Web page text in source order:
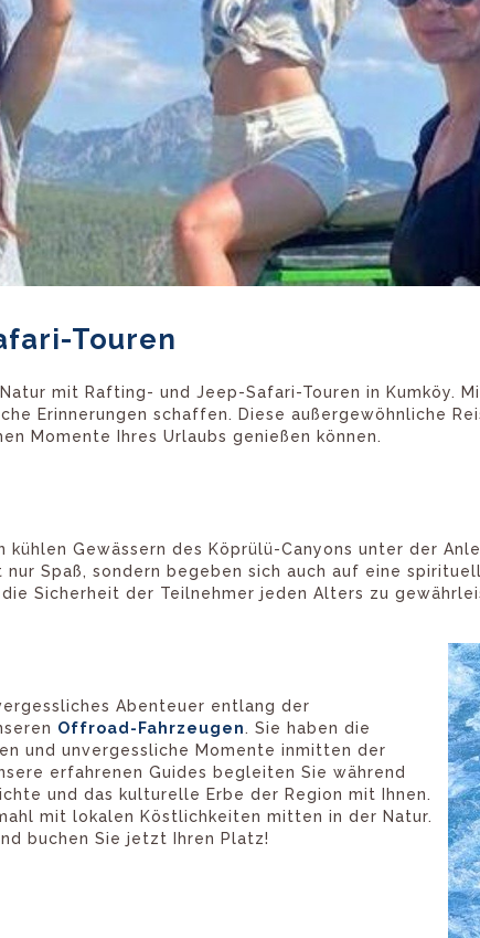
Touren
mit Rafting- und Jeep-Safari-Touren in Kumköy.
Erinnerungen schaffen. Diese außergewöhnliche
Momente Ihres Urlaubs genießen können.
kühlen Gewässern des Köprülü-Canyons unter der
Spaß, sondern begeben sich auch auf eine
Sicherheit der Teilnehmer jeden Alters zu
Abenteuer entlang der
Offroad-Fahrzeugen. Sie haben die
und unvergessliche Momente inmitten der
erfahrenen Guides begleiten Sie während
und das kulturelle Erbe der Region mit Ihnen.
mit lokalen Köstlichkeiten mitten in der Natur.
buchen Sie jetzt Ihren Platz!